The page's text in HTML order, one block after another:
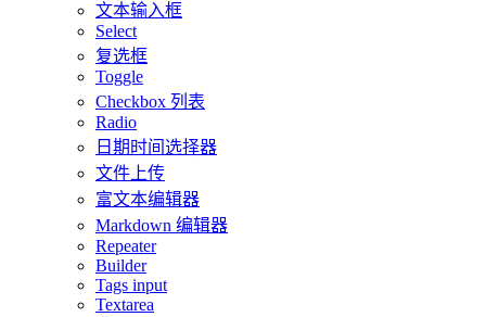
文本输入框
Select
复选框
Toggle
Checkbox 列表
Radio
日期时间选择器
文件上传
富文本编辑器
Markdown 编辑器
Repeater
Builder
Tags input
Textarea